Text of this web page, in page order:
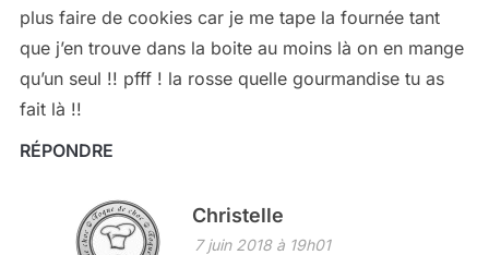
plus faire de cookies car je me tape la fournée tant
que j’en trouve dans la boite au moins là on en mange
qu’un seul !! pfff ! la rosse quelle gourmandise tu as
fait là !!
RÉPONDRE
Christelle
7 juin 2018 à 19h01